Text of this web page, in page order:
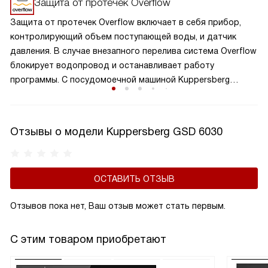
даже после полного отключения прибора
от электроснабжения.
Защита от протечек Overflow
Защита от протечек Overflow включает в себя прибор,
контролирующий объем поступающей воды, и датчик
давления. В случае внезапного перелива система Overflow
блокирует водопровод и останавливает работу
программы. С посудомоечной машиной Kuppersberg
Отзывы о модели Kuppersberg GSD 6030
ОСТАВИТЬ ОТЗЫВ
Отзывов пока нет, Ваш отзыв может стать первым.
С этим товаром приобретают